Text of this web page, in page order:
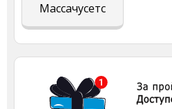
Массачусетс